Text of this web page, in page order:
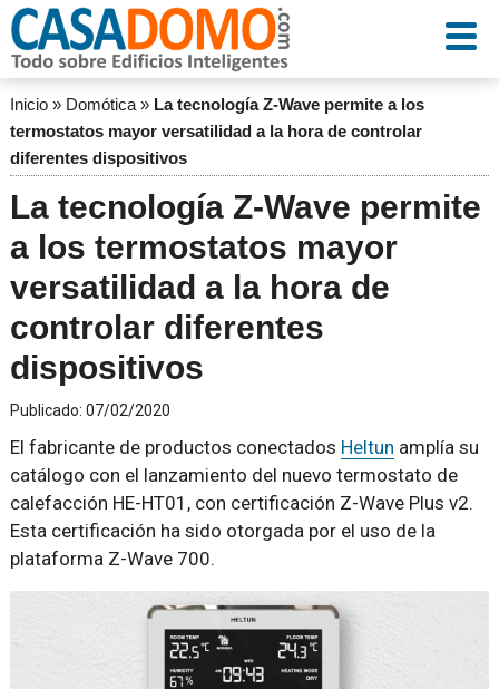
Inicio» Domótica» La tecnología Z-Wave permite a los
termostatos mayor versatilidad a la hora de controlar
diferentes dispositivos
La tecnología Z-Wave permite
a los termostatos mayor
versatilidad a la hora de
controlar diferentes
dispositivos
Publicado: 07/02/2020
El fabricante de productos conectados Heltun amplía su
catálogo con el lanzamiento del nuevo termostato de
calefacción HE-HT01, con certificación Z-Wave Plus v2.
Esta certificación ha sido otorgada por el uso de la
plataforma Z-Wave 700.